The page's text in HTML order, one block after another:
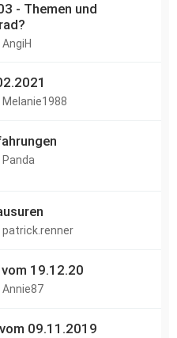
- Themen und
AngiH
Melanie1988
Panda
patrick.renner
19.12.20
Annie87
09.11.2019